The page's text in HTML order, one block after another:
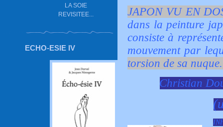
LA SOIE
REVISITEE...
ECHO-ESIE IV
JAPON VU EN
dans la peinture
consiste à
mouvement par
torsion de sa
Christian